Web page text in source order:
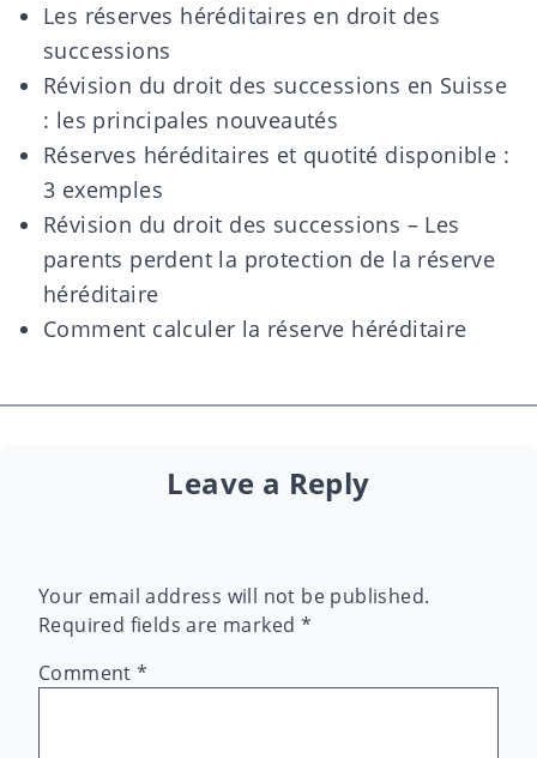
Les réserves héréditaires en droit des
successions
Révision du droit des successions en Suisse
: les principales nouveautés
Réserves héréditaires et quotité disponible :
3 exemples
Révision du droit des successions – Les
parents perdent la protection de la réserve
héréditaire
Comment calculer la réserve héréditaire
Leave a Reply
Your email address will not be published.
Required fields are marked *
Comment*